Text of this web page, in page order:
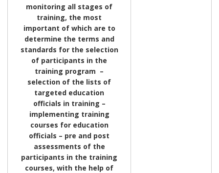
monitoring all stages of
training, the most
important of which are to
determine the terms and
standards for the selection
of participants in the
training program –
selection of the lists of
targeted education
officials in training –
implementing training
courses for education
officials – pre and post
assessments of the
participants in the training
courses, with the help of